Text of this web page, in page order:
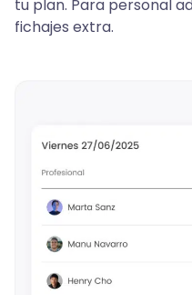
tu plan. Para personal
fichajes extra.